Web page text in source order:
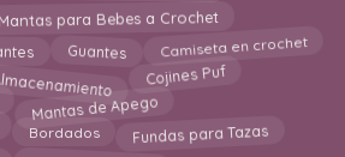
Mantas para Bebes a Crochet
Guantes Camiseta en crochet
Cojines Puf
Mantas de Apego
Bordados Fundas para Tazas